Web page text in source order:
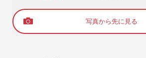
写真から先に見る